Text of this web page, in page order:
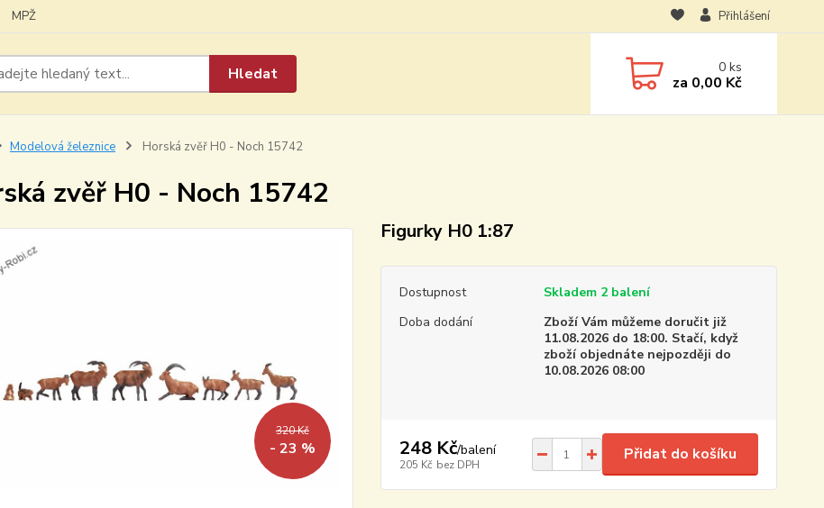
MPŽ Přihlášení
Hledat 0ks
za 0,00 Kč
Modelová železnice Horská zvěř H0 - Noch 15742
zvěř H0 - Noch 15742
320 Kč
- 23 %
Figurky H0 1:87
Dostupnost
Skladem 2 balení
Doba dodání
Zboží Vám můžeme doručit již
11.08.2026 do 18:00. Stačí, když
zboží objednáte nejpozději do
10.08.2026 08:00
248 Kč/balení
205 Kč bez DPH
Přidat do košíku